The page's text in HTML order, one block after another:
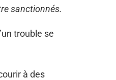
sanctionnés.
trouble se
à des